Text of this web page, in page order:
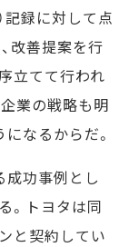
記録に対して点
改善提案を行
立てて行われ
業の戦略も明
なるからだ。
成功事例とし
。トヨタは同
と契約してい